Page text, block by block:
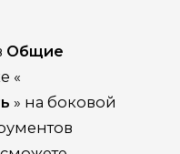
Общие
«
» на боковой